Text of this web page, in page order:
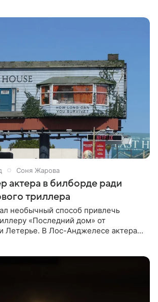
Соня Жарова
актера в билборде ради
триллера
необычный способ привлечь
«Последний дом» от
Летерье. В Лос-Анджелесе актера